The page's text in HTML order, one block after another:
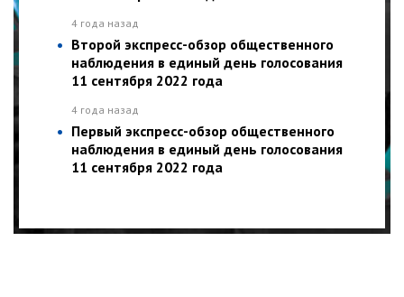
4 года назад
Второй экспресс-обзор общественного
наблюдения в единый день голосования
11 сентября 2022 года
4 года назад
Первый экспресс-обзор общественного
наблюдения в единый день голосования
11 сентября 2022 года